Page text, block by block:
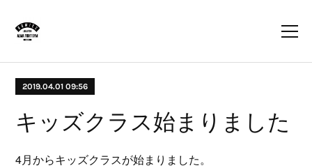
2019.04.01 09:56
キッズクラス始まりました
4月からキッズクラスが始まりました。